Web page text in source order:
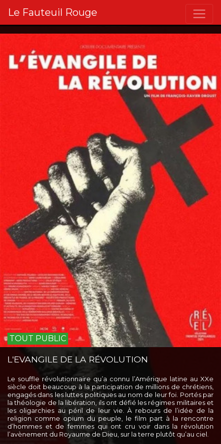
Le Fauteuil Rouge
TOUT PUBLIC
L'EVANGILE DE LA RÉVOLUTION
Le souffle révolutionnaire qu’a connu l’Amérique latine au XXe
siècle doit beaucoup à la participation de millions de chrétiens,
engagés dans les luttes politiques au nom de leur foi. Portés par
la théologie de la libération, ils ont défié les régimes militaires et
les oligarchies au péril de leur vie. À rebours de l’idée de la
religion comme opium du peuple, le film part à la rencontre
d’hommes et de femmes qui ont cru voir dans la révolution
l’avènement du Royaume de Dieu, sur la terre plutôt qu’au ciel.